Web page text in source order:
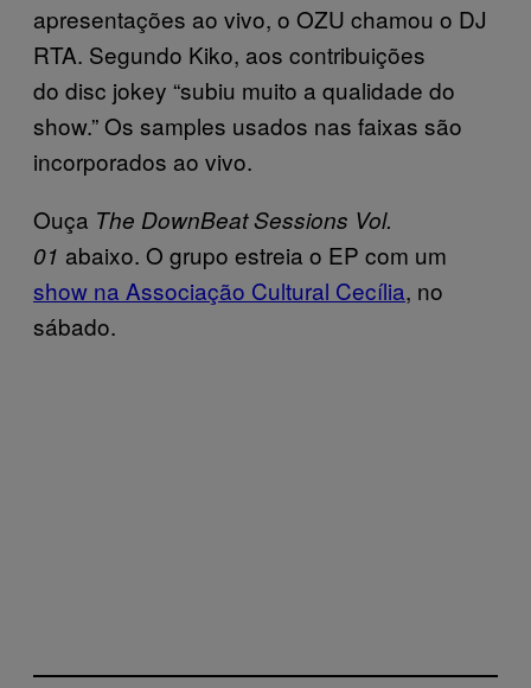
apresentações ao vivo, o OZU chamou o DJ
RTA. Segundo Kiko, aos contribuições
do disc jokey “subiu muito a qualidade do
show.” Os samples usados nas faixas são
incorporados ao vivo.
Ouça The DownBeat Sessions Vol.
01 abaixo. O grupo estreia o EP com um
show na Associação Cultural Cecília, no
sábado.